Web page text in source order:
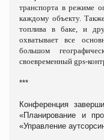
транспорта в режиме
каждому объекту.
топлива в баке, и
охватывает все
большом
своевременный gps-
***
Конференция
«Планирование и
«Управление